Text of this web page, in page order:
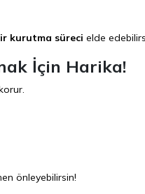
kurutma süreci elde
İçin Harika!
önleyebilirsin!